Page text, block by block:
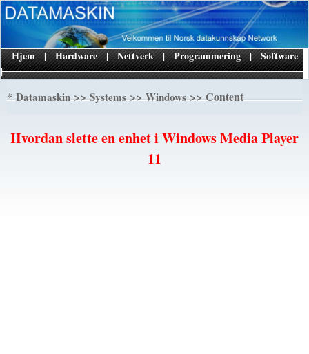
|
Hjem | Hardware | Nettverk | Programmering | Software
*Datamaskin>>Systems>>Windows>> Content
Hvordan slette en enhet i Windows Media Player
11